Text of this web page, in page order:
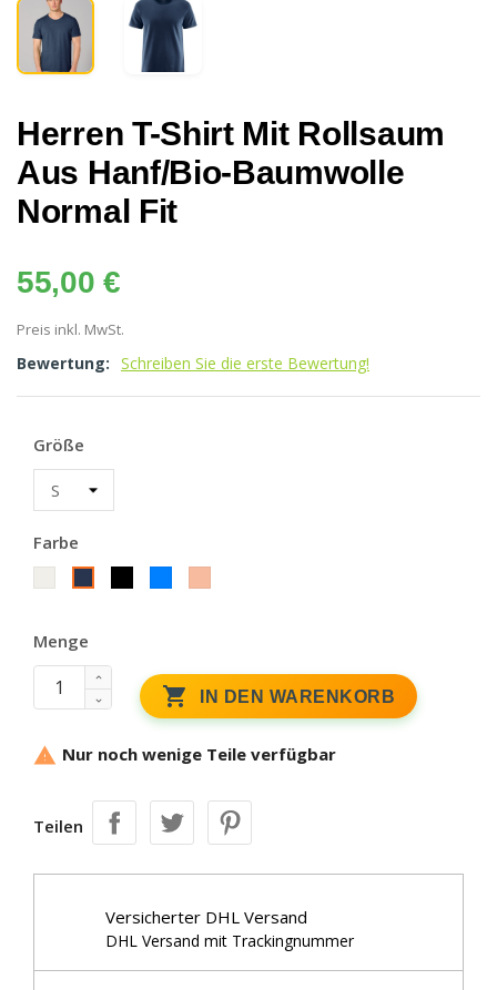
Herren T-Shirt Mit Rollsaum
Aus Hanf/Bio-Baumwolle
Normal Fit
55,00 €
Preis inkl. MwSt.
Bewertung: Schreiben Sie die erste Bewertung!
Größe
Farbe
Menge
 IN DEN WARENKORB
 Nur noch wenige Teile verfügbar
Teilen
Versicherter DHL Versand
DHL Versand mit Trackingnummer